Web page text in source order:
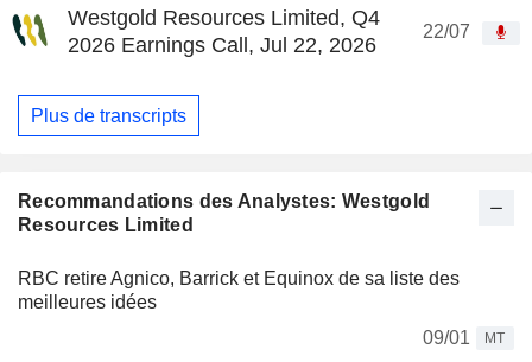
Westgold Resources Limited, Q4
2026 Earnings Call, Jul 22, 2026
22/07
Plus de transcripts
Recommandations des Analystes: Westgold
Resources Limited
RBC retire Agnico, Barrick et Equinox de sa liste des
meilleures idées
09/01
MT